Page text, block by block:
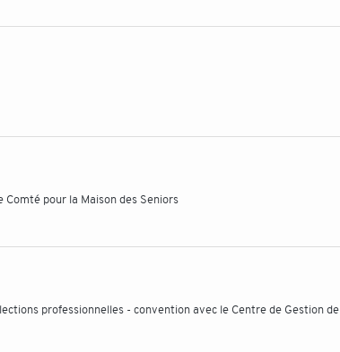
pour la Maison des Seniors
professionnelles - convention avec le Centre de Gestion de